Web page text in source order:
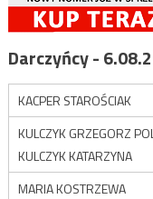
Darczyńcy -
KACPER STAROŚCIAK
KULCZYK GRZEGORZ
KULCZYK KATARZYNA
MARIA KOSTRZEWA